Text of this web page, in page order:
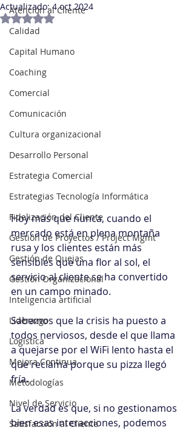
Atención al Cliente
Calidad
Capital Humano
Coaching
Comercial
Comunicación
Cultura organizacional
Desarrollo Personal
Estrategia Comercial
Estrategias Tecnología Informática
Fidelización del Cliente
Gestión de Proyectos / Project Mgmt
Gestión de Quejas
Gestión Organizacional
Inteligencia artificial
Liderazgo
Logística
Mejora Continua
Metodologías
Nivel de Servicio
Satisfacción al Cliente
Actualizado:4 oct 2024
Obtuvo NaN de 5 estrellas.
Hoy más que nunca, cuando el
mercado está en plena montaña
rusa y los clientes están más
sensibles que una flor al sol, el
servicio al cliente se ha convertido
en un campo minado.
Sabemos que la crisis ha puesto a
todos nerviosos, desde el que llama
a quejarse por el WiFi lento hasta el
que reclama porque su pizza llegó
fría.
La verdad es que, si no gestionamos
bien esas interacciones, podemos